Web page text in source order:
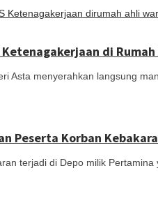
di Rumah
Asta menyerahkan langsung
Peserta Korban
terjadi di Depo milik